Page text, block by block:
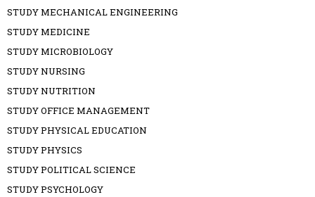
STUDY MECHANICAL ENGINEERING
STUDY MEDICINE
STUDY MICROBIOLOGY
STUDY NURSING
STUDY NUTRITION
STUDY OFFICE MANAGEMENT
STUDY PHYSICAL EDUCATION
STUDY PHYSICS
STUDY POLITICAL SCIENCE
STUDY PSYCHOLOGY